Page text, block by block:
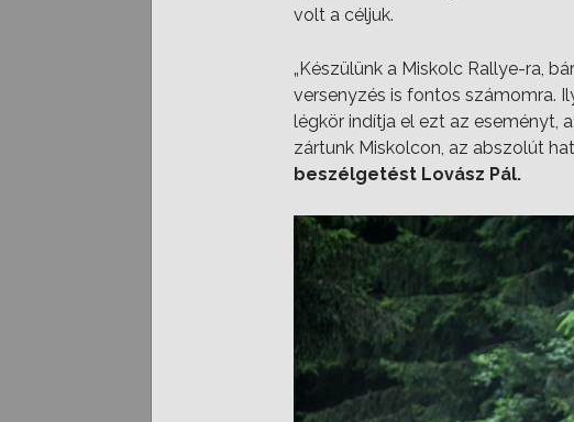
volt a céljuk.
„Készülünk a Miskolc Rallye-ra,
versenyzés is fontos számomra.
légkör indítja el ezt az eseményt,
zártunk Miskolcon, az abszolút
beszélgetést Lovász Pál.